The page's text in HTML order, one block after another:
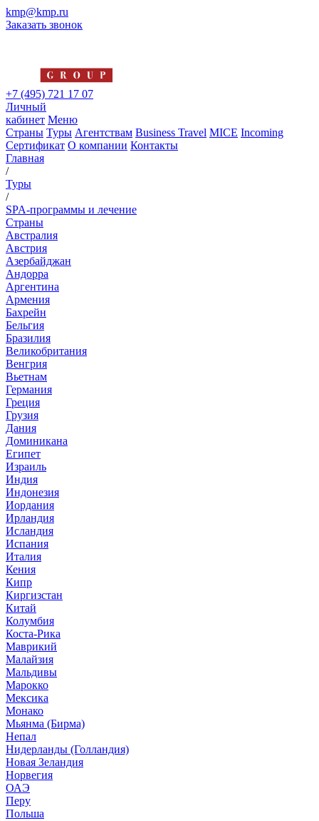
kmp@kmp.ru
Заказать звонок
+7 (495) 721 17 07
Личный
кабинет Меню
Страны Туры Агентствам Business Travel MICE Incoming
Сертификат О компании Контакты
Главная
/
Туры
/
SPA-программы и лечение
Страны
Австралия
Австрия
Азербайджан
Андорра
Аргентина
Армения
Бахрейн
Бельгия
Бразилия
Великобритания
Венгрия
Вьетнам
Германия
Греция
Грузия
Дания
Доминикана
Египет
Израиль
Индия
Индонезия
Иордания
Ирландия
Исландия
Испания
Италия
Кения
Кипр
Киргизстан
Китай
Колумбия
Коста-Рика
Маврикий
Малайзия
Мальдивы
Марокко
Мексика
Монако
Мьянма (Бирма)
Непал
Нидерланды (Голландия)
Новая Зеландия
Норвегия
ОАЭ
Перу
Польша